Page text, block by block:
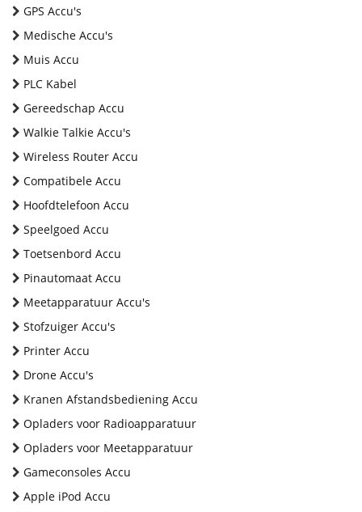
GPS Accu's
Medische Accu's
Muis Accu
PLC Kabel
Gereedschap Accu
Walkie Talkie Accu's
Wireless Router Accu
Compatibele Accu
Hoofdtelefoon Accu
Speelgoed Accu
Toetsenbord Accu
Pinautomaat Accu
Meetapparatuur Accu's
Stofzuiger Accu's
Printer Accu
Drone Accu's
Kranen Afstandsbediening Accu
Opladers voor Radioapparatuur
Opladers voor Meetapparatuur
Gameconsoles Accu
Apple iPod Accu